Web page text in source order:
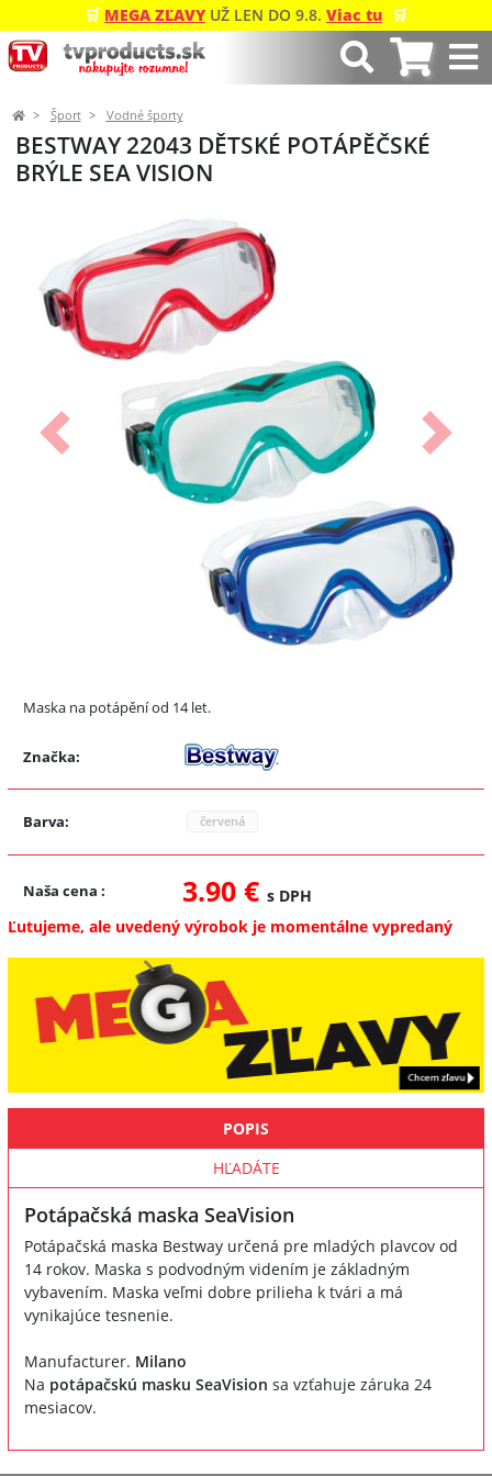
🛒 MEGA ZĽAVY UŽ LEN DO 9.8. Viac tu 🛒
Šport Vodné športy
BESTWAY 22043 DĚTSKÉ POTÁPĚČSKÉ
BRÝLE SEA VISION
Predchádzajúci Ďalší
Maska na potápění od 14 let.
Značka:
Barva: červená
Naša cena : 3.90 € s DPH
Ľutujeme, ale uvedený výrobok je momentálne vypredaný
POPIS
HĽADÁTE
Potápačská maska SeaVision
Potápačská maska Bestway určená pre mladých plavcov od
14 rokov. Maska s podvodným videním je základným
vybavením. Maska veľmi dobre prilieha k tvári a má
vynikajúce tesnenie.
Manufacturer. Milano
Na potápačskú masku SeaVision sa vzťahuje záruka 24
mesiacov.